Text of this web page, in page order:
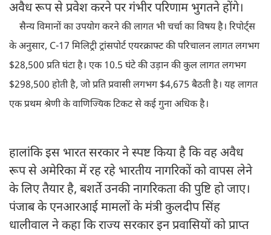
अवैध रूप से प्रवेश करने पर गंभीर परिणाम भुगतने होंगे।
सैन्य विमानों का उपयोग करने की लागत भी चर्चा का विषय है। रिपोर्ट्स
के अनुसार, C-17 मिलिट्री ट्रांसपोर्ट एयरक्राफ्ट की परिचालन लागत लगभग
$28,500 प्रति घंटा है। एक 10.5 घंटे की उड़ान की कुल लागत लगभग
$298,500 होती है, जो प्रति प्रवासी लगभग $4,675 बैठती है। यह लागत
एक प्रथम श्रेणी के वाणिज्यिक टिकट से कई गुना अधिक है।
हालांकि इस भारत सरकार ने स्पष्ट किया है कि वह अवैध
रूप से अमेरिका में रह रहे भारतीय नागरिकों को वापस लेने
के लिए तैयार है, बशर्ते उनकी नागरिकता की पुष्टि हो जाए।
पंजाब के एनआरआई मामलों के मंत्री कुलदीप सिंह
धालीवाल ने कहा कि राज्य सरकार इन प्रवासियों को प्राप्त